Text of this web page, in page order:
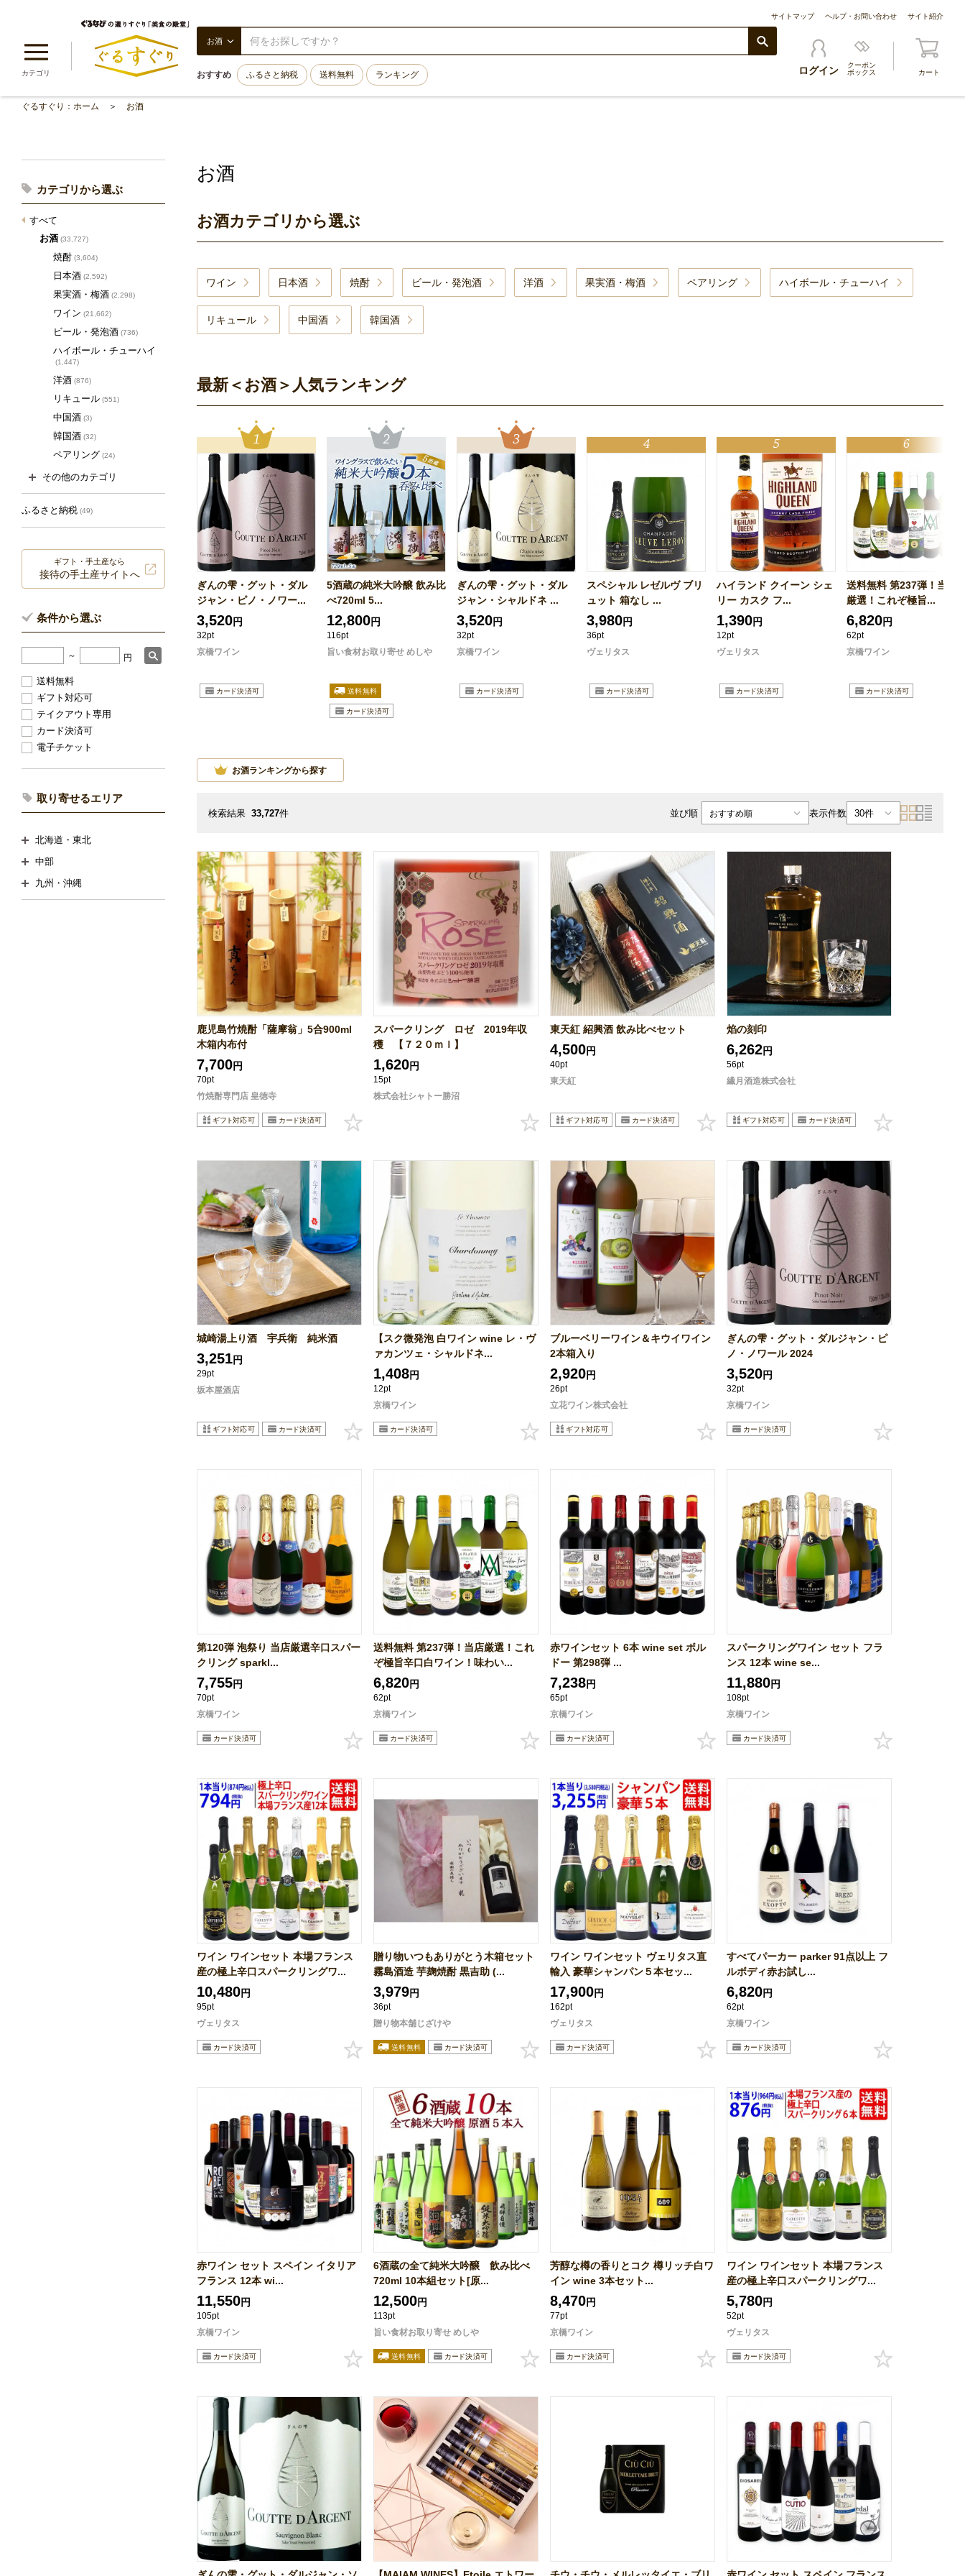
サイトマップ ヘルプ・お問い合わせ サイト紹介
カテゴリ
お酒
おすすめ ふるさと納税 送料無料 ランキング ログイン
クーポン
ボックス
カート
ぐるすぐり：ホーム お酒
お酒
お酒カテゴリから選ぶ
ワイン 日本酒 焼酎 ビール・発泡酒 洋酒 果実酒・梅酒 ペアリング ハイボール・チューハイ
リキュール 中国酒 韓国酒
最新＜お酒＞人気ランキング
ぎんの雫・グット・ダル
ジャン・ピノ・ノワー...
3,520円
32pt
京橋ワイン
5酒蔵の純米大吟醸 飲み比
べ720ml 5...
12,800円
116pt
旨い食材お取り寄せ めしや
ぎんの雫・グット・ダル
ジャン・シャルドネ ...
3,520円
32pt
京橋ワイン
スペシャル レゼルヴ ブリ
ュット 箱なし ...
3,980円
36pt
ヴェリタス
ハイランド クイーン シェ
リー カスク フ...
1,390円
12pt
ヴェリタス
送料無料 第237弾！当店
厳選！これぞ極旨...
6,820円
62pt
京橋ワイン
お酒ランキングから探す
検索結果 33,727件 並び順 おすすめ順 表示件数 30件
鹿児島竹焼酎「薩摩翁」5合900ml
木箱内布付
7,700円
70pt
竹焼酎専門店 皇徳寺
スパークリング ロゼ 2019年収
穫 【７２０ｍｌ】
1,620円
15pt
株式会社シャトー勝沼
東天紅 紹興酒 飲み比べセット
4,500円
40pt
東天紅
焰の刻印
6,262円
56pt
繊月酒造株式会社
城崎湯上り酒 宇兵衛 純米酒
3,251円
29pt
坂本屋酒店
【スク微発泡 白ワイン wine レ・ヴ
ァカンツェ・シャルドネ...
1,408円
12pt
京橋ワイン
ブルーベリーワイン＆キウイワイン
2本箱入り
2,920円
26pt
立花ワイン株式会社
ぎんの雫・グット・ダルジャン・ピ
ノ・ノワール 2024
3,520円
32pt
京橋ワイン
第120弾 泡祭り 当店厳選辛口スパー
クリング sparkl...
7,755円
70pt
京橋ワイン
送料無料 第237弾！当店厳選！これ
ぞ極旨辛口白ワイン！味わい...
6,820円
62pt
京橋ワイン
赤ワインセット 6本 wine set ボル
ドー 第298弾 ...
7,238円
65pt
京橋ワイン
スパークリングワイン セット フラ
ンス 12本 wine se...
11,880円
108pt
京橋ワイン
ワイン ワインセット 本場フランス
産の極上辛口スパークリングワ...
10,480円
95pt
ヴェリタス
贈り物いつもありがとう木箱セット
霧島酒造 芋麹焼酎 黒吉助 (...
3,979円
36pt
贈り物本舗じざけや
ワイン ワインセット ヴェリタス直
輸入 豪華シャンパン５本セッ...
17,900円
162pt
ヴェリタス
すべてパーカー parker 91点以上 フ
ルボディ赤お試し...
6,820円
62pt
京橋ワイン
赤ワイン セット スペイン イタリア
フランス 12本 wi...
11,550円
105pt
京橋ワイン
6酒蔵の全て純米大吟醸 飲み比べ
720ml 10本組セット[原...
12,500円
113pt
旨い食材お取り寄せ めしや
芳醇な樽の香りとコク 樽リッチ白ワ
イン wine 3本セット...
8,470円
77pt
京橋ワイン
ワイン ワインセット 本場フランス
産の極上辛口スパークリングワ...
5,780円
52pt
ヴェリタス
カテゴリから選ぶ
すべて
お酒 (33,727)
焼酎 (3,604)
日本酒 (2,592)
果実酒・梅酒 (2,298)
ワイン (21,662)
ビール・発泡酒 (736)
ハイボール・チューハイ
(1,447)
洋酒 (876)
リキュール (551)
中国酒 (3)
韓国酒 (32)
ペアリング (24)
その他のカテゴリ
ふるさと納税 (49)
ギフト・手土産なら
接待の手土産サイトへ
条件から選ぶ
～ 円
送料無料
ギフト対応可
テイクアウト専用
カード決済可
電子チケット
取り寄せるエリア
北海道・東北
中部
九州・沖縄